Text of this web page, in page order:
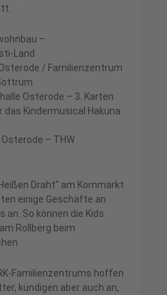
–
Land
/ Familienzentrum
Osterode – 3. Karten
das Kindermusical Hakuna
– THW
Draht“ am Kornmarkt
einige Geschäfte an
an. So können die Kids
am Rollberg beim
Familienzentrums hoffen
kündigen aber auch an,